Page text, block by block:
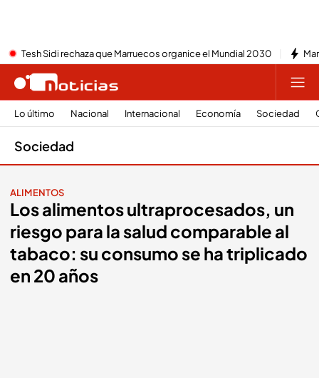
Tesh Sidi rechaza que Marruecos organice el Mundial 2030
Lo último Nacional Internacional Economía Sociedad
Sociedad
ALIMENTOS
Los alimentos ultraprocesados, un
riesgo para la salud comparable al
tabaco: su consumo se ha triplicado
en 20 años